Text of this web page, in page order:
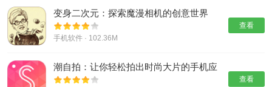
变身二次元：探索魔漫相机的创意世界
手机软件 · 102.36M
查看
潮自拍：让你轻松拍出时尚大片的手机应
用
查看